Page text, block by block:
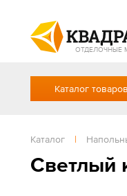
ОТДЕЛОЧНЫЕ
Каталог товаров
Каталог |
Светлый